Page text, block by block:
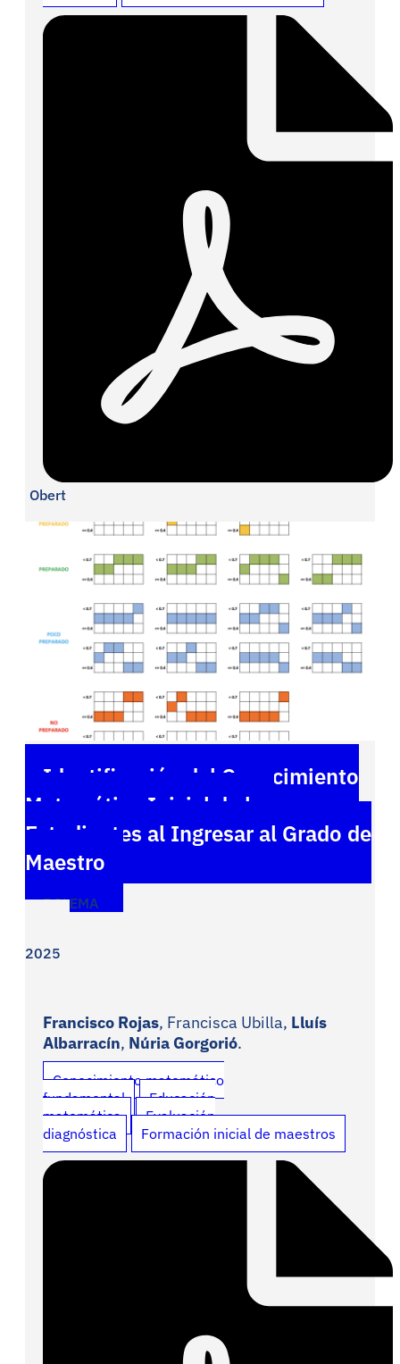
Obert
Identificación del Conocimiento
Matemático Inicial de los
Estudiantes al Ingresar al Grado de
Maestro
BOLEMA
2025
Francisco Rojas, Francisca Ubilla, Lluís
Albarracín, Núria Gorgorió.
Conocimiento matemático
fundamental
Educación
matemática
Evaluación
diagnóstica
Formación inicial de maestros